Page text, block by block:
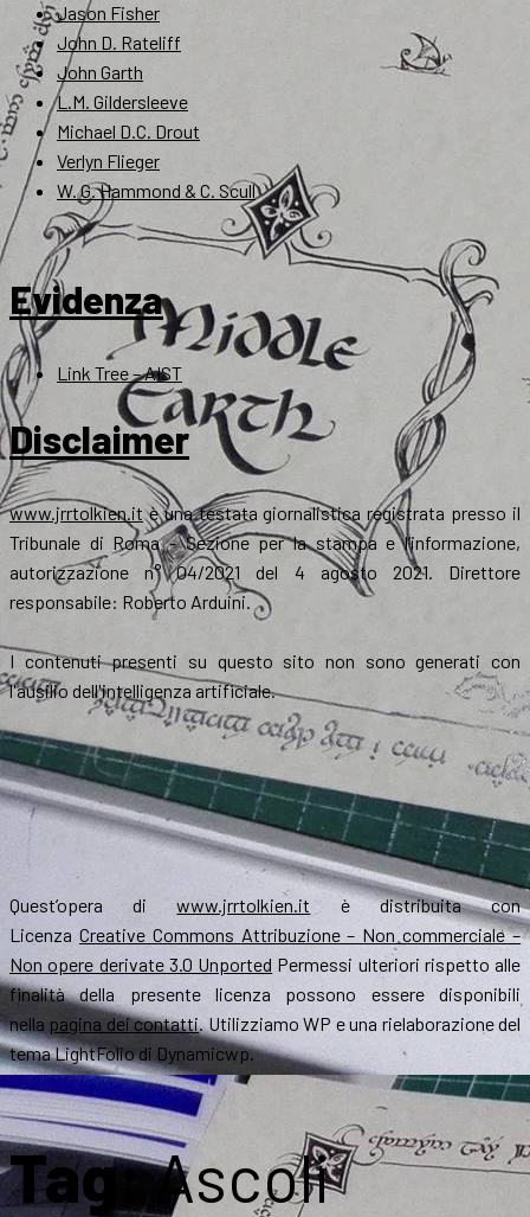
Jason Fisher
John D. Rateliff
John Garth
L.M. Gildersleeve
Michael D.C. Drout
Verlyn Flieger
W. G. Hammond & C. Scull
Evidenza
Link Tree – AIST
Disclaimer
www.jrrtolkien.itè una testata giornalistica registrata presso il
Tribunale di Roma - Sezione per la stampa e l’informazione,
autorizzazione n° 04/2021 del 4 agosto 2021. Direttore
responsabile: Roberto Arduini.
I contenuti presenti su questo sito non sono generati con
l'ausilio dell'intelligenza artificiale.
Quest’opera diwww.jrrtolkien.it è distribuita con
Licenza Creative Commons Attribuzione – Non commerciale –
Non opere derivate 3.0 Unported Permessi ulteriori rispetto alle
finalità della presente licenza possono essere disponibili
nella pagina dei contatti. Utilizziamo WP e una rielaborazione del
tema LightFolio di Dynamicwp.
Tag:Ascoli